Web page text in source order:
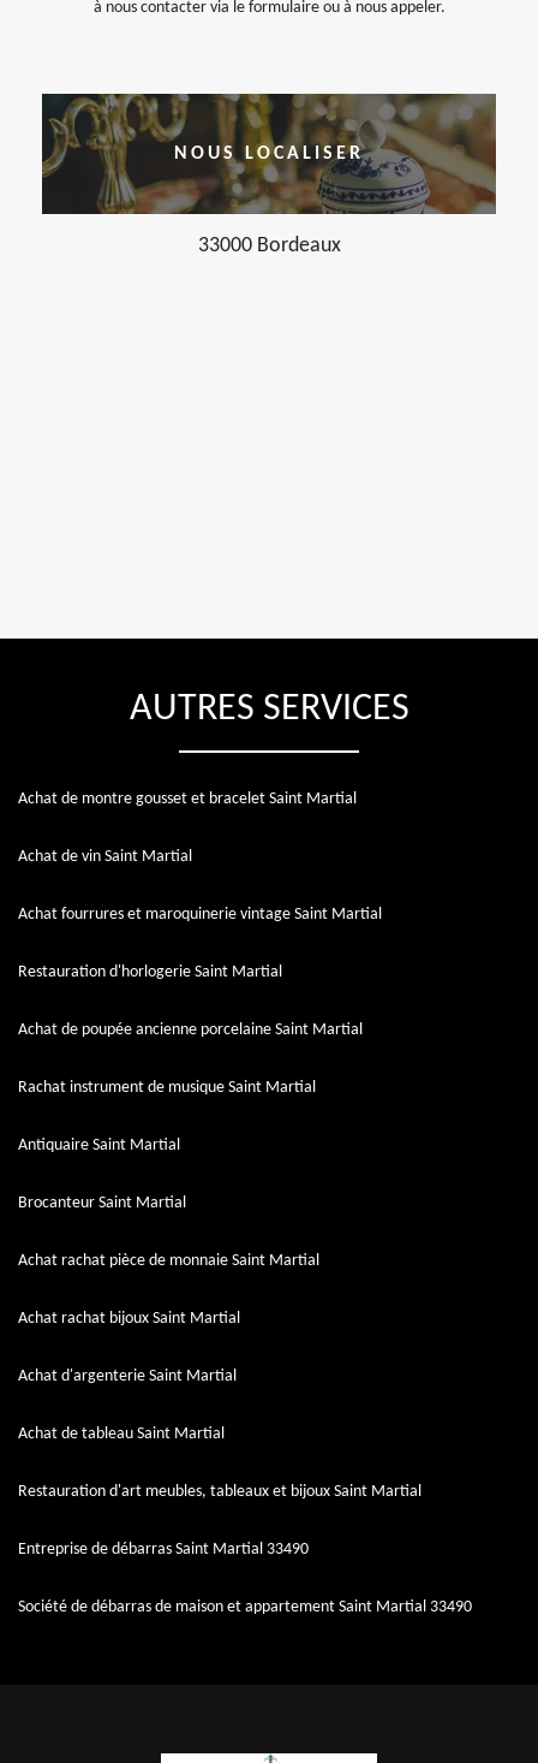
à nous contacter via le formulaire ou à nous appeler.
NOUS LOCALISER
33000 Bordeaux
AUTRES SERVICES
Achat de montre gousset et bracelet Saint Martial
Achat de vin Saint Martial
Achat fourrures et maroquinerie vintage Saint Martial
Restauration d'horlogerie Saint Martial
Achat de poupée ancienne porcelaine Saint Martial
Rachat instrument de musique Saint Martial
Antiquaire Saint Martial
Brocanteur Saint Martial
Achat rachat pièce de monnaie Saint Martial
Achat rachat bijoux Saint Martial
Achat d'argenterie Saint Martial
Achat de tableau Saint Martial
Restauration d'art meubles, tableaux et bijoux Saint Martial
Entreprise de débarras Saint Martial 33490
Société de débarras de maison et appartement Saint Martial 33490